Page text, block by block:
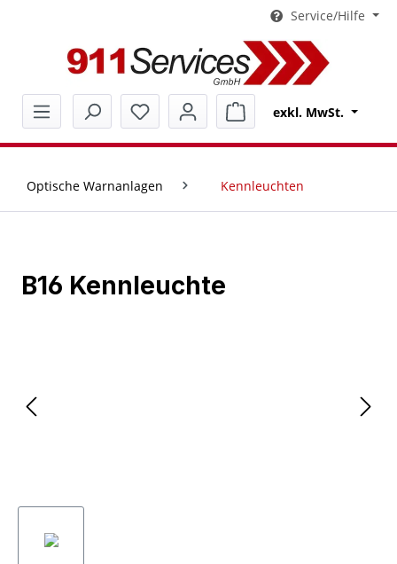
Service/Hilfe
Warenkorb enthält 0
exkl. MwSt.
Optische Warnanlagen Kennleuchten
B16 Kennleuchte